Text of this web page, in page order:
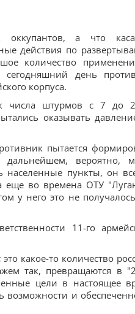
оккупантов, а что
действия по
количество
сегодняшний день
корпуса.
числа штурмов с 7 до
оказывать
пытается
вероятно,
населенные пункты, он
еще во времена ОТУ
у него это не
11-го
какое-то количество
так, превращаются в
цели в настоящее
возможности и